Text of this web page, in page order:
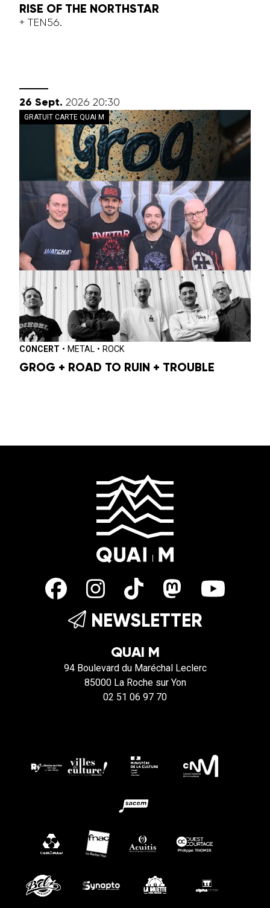
RISE OF THE NORTHSTAR
+ TEN56.
26 septembre
Sept. 2026 20:30
GRATUIT CARTE QUAI M
CONCERT • METAL • ROCK
GROG + ROAD TO RUIN + TROUBLE
NEWSLETTER
QUAI M
94 Boulevard du Maréchal Leclerc
85000 La Roche sur Yon
02 51 06 97 70